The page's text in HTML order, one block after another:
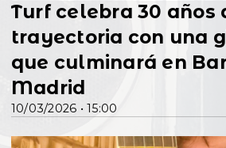
10/03/2026 • 15:00
Turf celebra 30 años
trayectoria con una
que culminará en
Madrid